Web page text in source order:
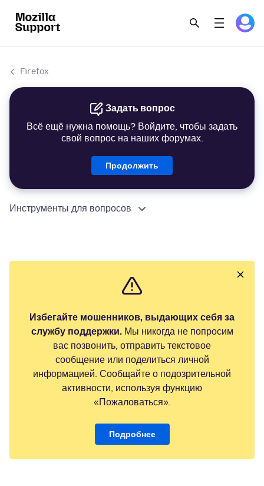
Firefox
Задать вопрос
Всё ещё нужна помощь? Войдите, чтобы задать
свой вопрос на наших форумах.
Продолжить
Инструменты для вопросов
Избегайте мошенников, выдающих себя за
службу поддержки.Мы никогда не попросим
вас позвонить, отправить текстовое
сообщение или поделиться личной
информацией. Сообщайте о подозрительной
активности, используя функцию
«Пожаловаться».
Подробнее